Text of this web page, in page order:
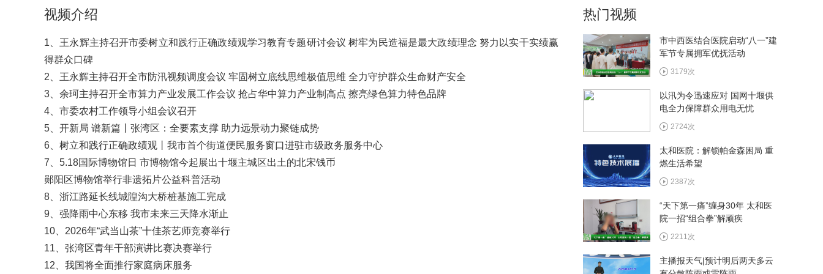
7月29日《十堰新闻联播》
7月28日《十堰新闻联播》
7月27日《十堰新闻联播》
视频介绍
1、王永辉主持召开市委树立和践行正确政绩观学习教育专题研讨会议 树牢为民造福是最大政绩理念 努力以实干实绩赢
得群众口碑
2、王永辉主持召开全市防汛视频调度会议 牢固树立底线思维极值思维 全力守护群众生命财产安全
3、余珂主持召开全市算力产业发展工作会议 抢占华中算力产业制高点 擦亮绿色算力特色品牌
4、市委农村工作领导小组会议召开
5、开新局 谱新篇丨张湾区：全要素支撑 助力远景动力聚链成势
6、树立和践行正确政绩观丨我市首个街道便民服务窗口进驻市级政务服务中心
7、5.18国际博物馆日 市博物馆今起展出十堰主城区出土的北宋钱币
郧阳区博物馆举行非遗拓片公益科普活动
8、浙江路延长线城隍沟大桥桩基施工完成
9、强降雨中心东移 我市未来三天降水渐止
10、2026年“武当山茶”十佳茶艺师竞赛举行
11、张湾区青年干部演讲比赛决赛举行
12、我国将全面推行家庭病床服务
热门视频
市中西医结合医院启动“八一”建
军节专属拥军优抚活动
3179次
以汛为令迅速应对 国网十堰供
电全力保障群众用电无忧
2724次
太和医院：解锁帕金森困局 重
燃生活希望
2387次
“天下第一痛”缠身30年 太和医
院一招“组合拳”解顽疾
2211次
主播报天气|预计明后两天多云